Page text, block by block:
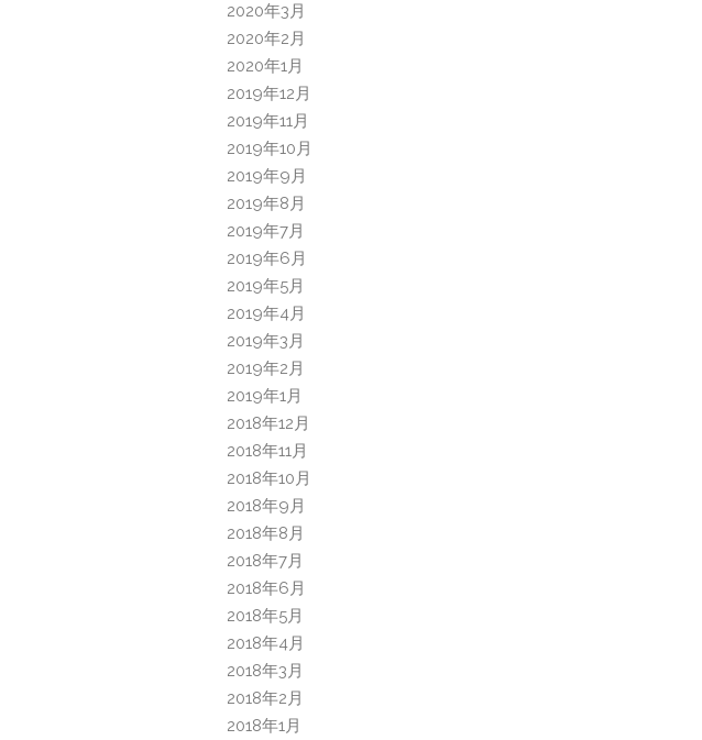
2020年3月
2020年2月
2020年1月
2019年12月
2019年11月
2019年10月
2019年9月
2019年8月
2019年7月
2019年6月
2019年5月
2019年4月
2019年3月
2019年2月
2019年1月
2018年12月
2018年11月
2018年10月
2018年9月
2018年8月
2018年7月
2018年6月
2018年5月
2018年4月
2018年3月
2018年2月
2018年1月